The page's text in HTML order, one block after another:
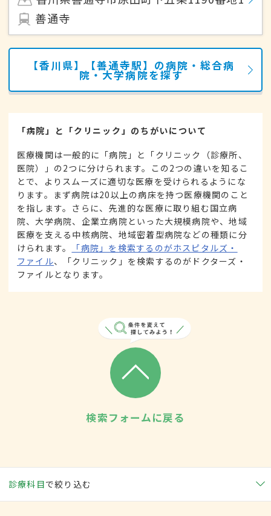
善通寺
【香川県】【善通寺駅】の病院・総合病
院・大学病院を探す
「病院」と「クリニック」のちがいについて
医療機関は一般的に「病院」と「クリニック（診療所、
医院）」の2つに分けられます。この2つの違いを知るこ
とで、よりスムーズに適切な医療を受けられるようにな
ります。まず病院は20以上の病床を持つ医療機関のこと
を指します。さらに、先進的な医療に取り組む国立病
院、大学病院、企業立病院といった大規模病院や、地域
医療を支える中核病院、地域密着型病院などの種類に分
けられます。
「病院」を検索するのがホスピタルズ・
ファイル、「クリニック」を検索するのがドクターズ・
ファイルとなります。
検索フォームに戻る
診療科目で絞り込む